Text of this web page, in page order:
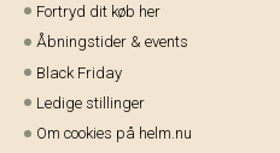
Fortryd dit køb her
Åbningstider & events
Black Friday
Ledige stillinger
Om cookies på helm.nu